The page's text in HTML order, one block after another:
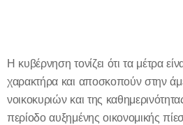
Η κυβέρνηση τονίζει ότι τα μέτρα
χαρακτήρα και αποσκοπούν στην
νοικοκυριών και της
περίοδο αυξημένης οικονομικής